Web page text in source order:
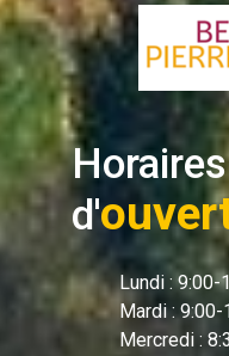
Horaires
d'
Lundi : 9:00-
Mardi :
Mercredi :